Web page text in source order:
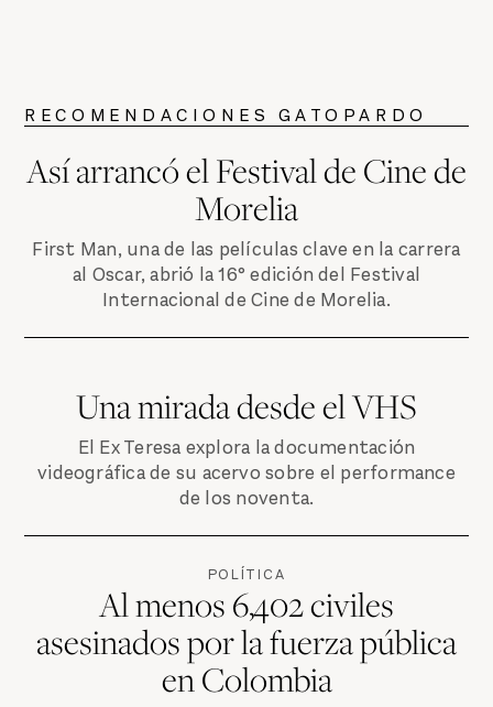
RECOMENDACIONES GATOPARDO
Así arrancó el Festival de Cine de
Morelia
First Man, una de las películas clave en la carrera
al Oscar, abrió la 16° edición del Festival
Internacional de Cine de Morelia.
Una mirada desde el VHS
El Ex Teresa explora la documentación
videográfica de su acervo sobre el performance
de los noventa.
POLÍTICA
Al menos 6,402 civiles
asesinados por la fuerza pública
en Colombia